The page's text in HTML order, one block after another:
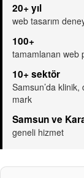
20+ yıl
web tasarım
100+
tamamlanan web
10+ sektör
Samsun’da
mark
Samsun ve
geneli hizmet